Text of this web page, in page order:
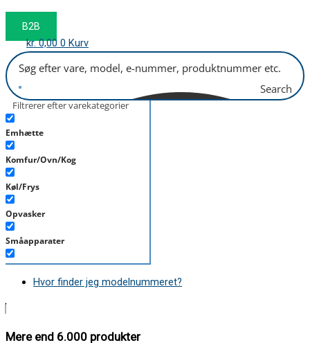
B2B
kr.0,00 0 Kurv
Search
Filtrerer efter varekategorier
Emhætte
Komfur/Ovn/Kog
Køl/Frys
Opvasker
Småapparater
Støvsuger
Hvor finder jeg modelnummeret?
Mere end 6.000 produkter